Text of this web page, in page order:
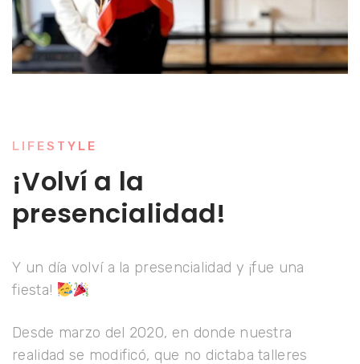
LIFESTYLE
¡Volví a la
presencialidad!
Y un día volví a la presencialidad y ¡fue una
fiesta!
Desde marzo del 2020, en donde nuestra
realidad se modificó, que no dictaba talleres